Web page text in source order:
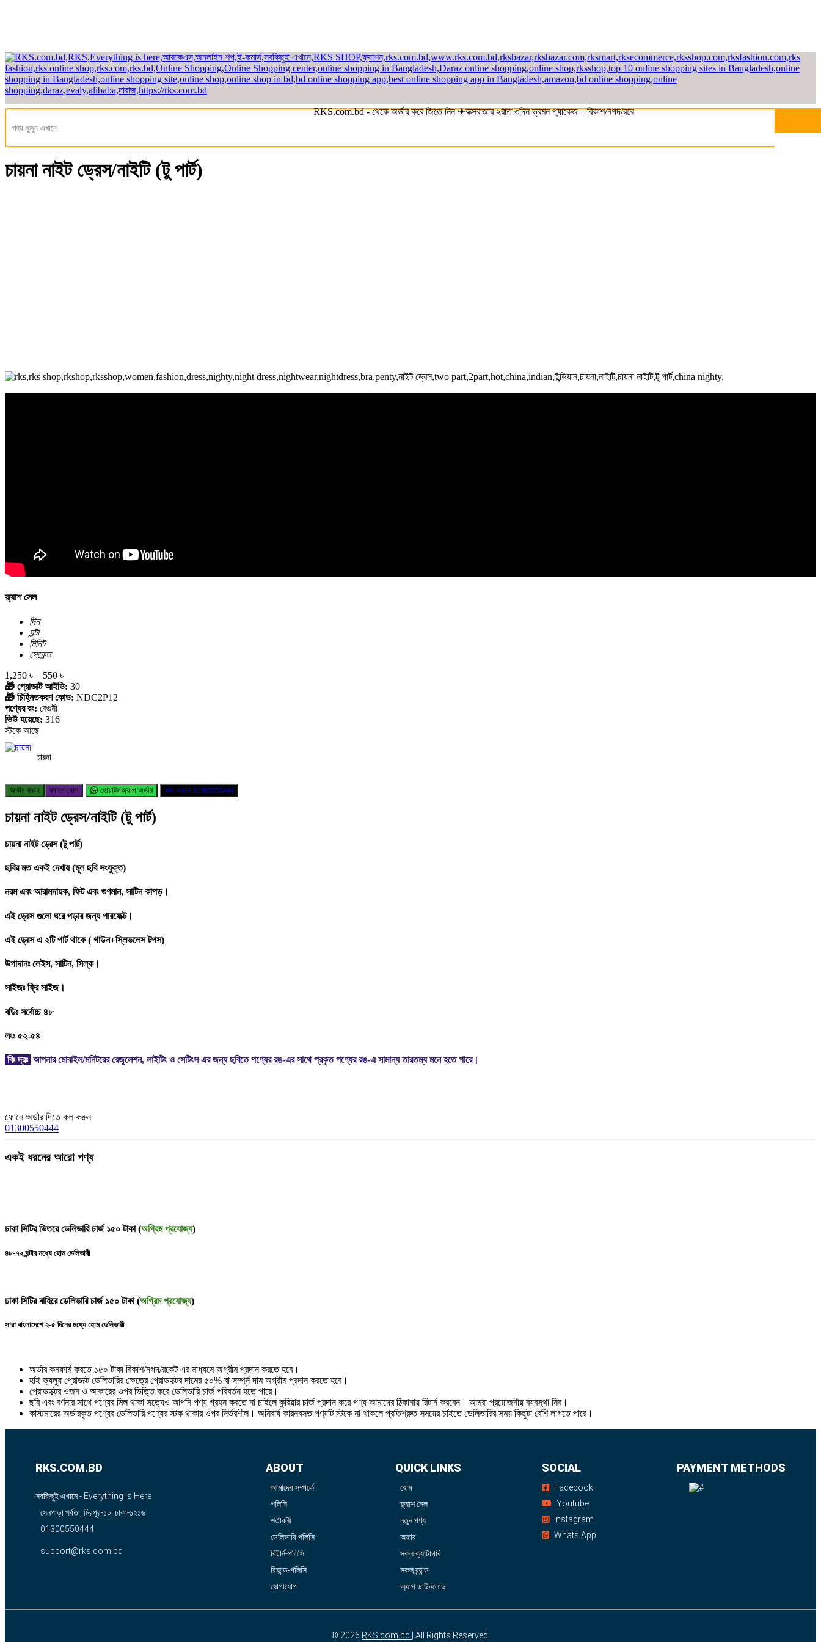
হেডলাইন RKS.com.bd - থেকে অর্ডার করে জিতে নিন ✈কক্সবাজার ২রাত ৩দিন ভ্রমন প্যাকেজ। বিকাশ/নগদ/রকেট-এ সম্পূর্ণ পে করলেই পাচ্ছেন ১০% ছাড়। বিস্তারিত জানতে হট
চায়না নাইট ড্রেস/নাইটি (টু পার্ট)
ফ্ল্যাশ সেল
দিন
ঘন্টা
মিনিট
সেকেন্ড
1,250 ৳
550 ৳
🎁 প্রোডাক্ট আইডি: 30
🎁 চিহ্নিতকরণ কোড: NDC2P12
পণ্যের রং: বেগুনী
ভিউ হয়েছে: 316
স্টকে আছে
চায়না
অর্ডার করুন ব্যাগে যোগ হোয়াটসঅ্যাপ অর্ডার কল অর্ডার 01300550444
চায়না নাইট ড্রেস/নাইটি (টু পার্ট)
চায়না নাইট ড্রেস (টু পার্ট)
ছবির মত একই দেখায় (মূল ছবি সংযুক্ত)
নরম এবং আরামদায়ক, ফিট এবং গুণমান, সাটিন কাপড়।
এই ড্রেস গুলো ঘরে পড়ার জন্য পারফেক্ট।
এই ড্রেস এ ২টি পার্ট থাকে ( গাউন+স্লিভলেস টপস)
উপাদানঃ লেইস, সাটিন, সিল্ক।
সাইজঃ ফ্রি সাইজ।
বডিঃ সর্বোচ্চ ৪৮
লংঃ ৫২-৫৪
বিঃ দ্রঃ আপনার মোবাইল/মনিটরের রেজুলেশন, লাইটিং ও সেটিংস এর জন্য ছবিতে পণ্যের রঙ-এর সাথে প্রকৃত পণ্যের রঙ-এ সামান্য তারতম্য মনে হতে পারে।
ফোনে অর্ডার দিতে কল করুন
01300550444
একই ধরনের আরো পণ্য
ঢাকা সিটির ভিতরে ডেলিভারি চার্জ ১৫০ টাকা (অগ্রিম প্রযোজ্য)
৪৮-৭২ ঘন্টার মধ্যে হোম ডেলিভারী
ঢাকা সিটির বাহিরে ডেলিভারি চার্জ ১৫০ টাকা (অগ্রিম প্রযোজ্য)
সারা বাংলাদেশে ২-৫ দিনের মধ্যে হোম ডেলিভারী
অর্ডার কনফার্ম করতে ১৫০ টাকা বিকাশ/নগদ/রকেট এর মাধ্যমে অগ্রীম প্রদান করতে হবে।
হাই ভ্যল্যু প্রোডাক্ট ডেলিভারির ক্ষেত্রে প্রোডাক্টের দামের ৫০% বা সম্পূর্ন দাম অগ্রীম প্রদান করতে হবে।
প্রোডাক্টের ওজন ও আকারের ওপর ভিত্তি করে ডেলিভারি চার্জ পরিবর্তন হতে পারে।
ছবি এবং বর্ণনার সাথে পণ্যের মিল থাকা সত্যেও আপনি পণ্য গ্রহন করতে না চাইলে কুরিয়ার চার্জ প্রদান করে পণ্য আমাদের ঠিকানায় রিটার্ন করবেন। আমরা প্রয়োজনীয় ব্যবস্থা নিব।
কাস্টমারের অর্ডারকৃত পণ্যের ডেলিভারি পণ্যের স্টক থাকার ওপর নির্ভরশীল। অনিবার্য কারনবসত পণ্যটি স্টকে না থাকলে প্রতিশ্রুত সময়ের চাইতে ডেলিভারির সময় কিছুটা বেশি লাগতে পারে।
RKS.COM.BD
সবকিছুই এখানে - Everything Is Here
সেনপাড়া পর্বতা, মিরপুর-১০, ঢাকা-১২১৬
01300550444
support@rks.com.bd
ABOUT
আমাদের সম্পর্কে
পলিসি
শর্তাবলী
ডেলিভারি পলিসি
রিটার্ন-পলিসি
রিফান্ড-পলিসি
যোগাযোগ
QUICK LINKS
হোম
ফ্ল্যাশ সেল
নতুন পণ্য
অফার
সকল ক্যাটাগরি
সকল ব্র্যান্ড
অ্যাপ ডাউনলোড
SOCIAL
Facebook
Youtube
Instagram
Whats App
PAYMENT METHODS
© 2026 RKS.com.bd | All Rights Reserved.